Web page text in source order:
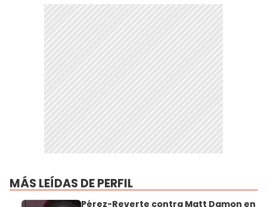
MÁS LEÍDAS DE PERFIL
Pérez-Reverte contra Matt Damon en